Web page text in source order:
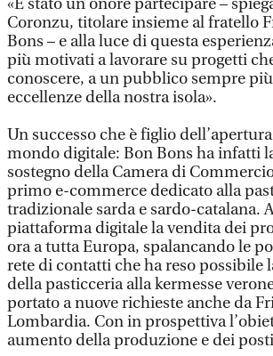
«È stato un onore partecipare –
Coronzu, titolare insieme al fratello
Bons – e alla luce di questa
più motivati a lavorare su progetti
conoscere, a un pubblico sempre
eccellenze della nostra isola».
Un successo che è figlio
mondo digitale: Bon Bons ha infatti
sostegno della Camera di
primo e-commerce dedicato alla
tradizionale sarda e sardo-catalana.
piattaforma digitale la vendita dei
ora a tutta Europa, spalancando le
rete di contatti che ha reso possibile
della pasticceria alla kermesse
portato a nuove richieste anche da
Lombardia. Con in prospettiva
aumento della produzione e dei